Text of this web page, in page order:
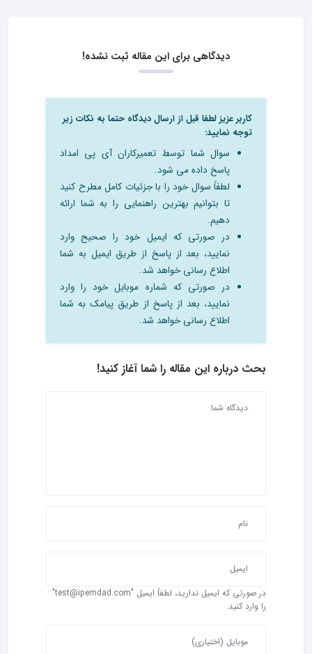
دیدگاهی برای این مقاله ثبت نشده!
کاربر عزیز لطفا قبل از ارسال دیدگاه حتما به نکات زیر
توجه نمایید:
سوال شما توسط تعمیرکاران آی پی امداد
پاسخ داده می شود.
لطفاً سوال خود را با جزئیات کامل مطرح کنید
تا بتوانیم بهترین راهنمایی را به شما ارائه
دهیم.
در صورتی که ایمیل خود را صحیح وارد
نمایید، بعد از پاسخ از طریق ایمیل به شما
اطلاع رسانی خواهد شد.
در صورتی که شماره موبایل خود را وارد
نمایید، بعد از پاسخ از طریق پیامک به شما
اطلاع رسانی خواهد شد.
بحث درباره این مقاله را شما آغاز کنید!
در صورتی که ایمیل ندارید، لطفاً ایمیل "test@ipemdad.com"
را وارد کنید.